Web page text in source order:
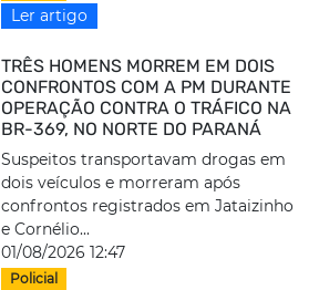
Ler artigo
TRÊS HOMENS MORREM EM DOIS
CONFRONTOS COM A PM DURANTE
OPERAÇÃO CONTRA O TRÁFICO NA
BR-369, NO NORTE DO PARANÁ
Suspeitos transportavam drogas em
dois veículos e morreram após
confrontos registrados em Jataizinho
e Cornélio...
01/08/2026 12:47
Policial